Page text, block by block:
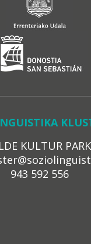
KULTUR
943 592 556